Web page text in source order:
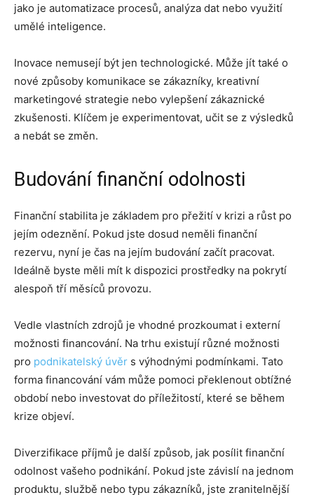
jako je automatizace procesů, analýza dat nebo využití
umělé inteligence.
Inovace nemusejí být jen technologické. Může jít také o
nové způsoby komunikace se zákazníky, kreativní
marketingové strategie nebo vylepšení zákaznické
zkušenosti. Klíčem je experimentovat, učit se z výsledků
a nebát se změn.
Budování finanční odolnosti
Finanční stabilita je základem pro přežití v krizi a růst po
jejím odeznění. Pokud jste dosud neměli finanční
rezervu, nyní je čas na jejím budování začít pracovat.
Ideálně byste měli mít k dispozici prostředky na pokrytí
alespoň tří měsíců provozu.
Vedle vlastních zdrojů je vhodné prozkoumat i externí
možnosti financování. Na trhu existují různé možnosti
pro podnikatelský úvěr s výhodnými podmínkami. Tato
forma financování vám může pomoci překlenout obtížné
období nebo investovat do příležitostí, které se během
krize objeví.
Diverzifikace příjmů je další způsob, jak posílit finanční
odolnost vašeho podnikání. Pokud jste závislí na jednom
produktu, službě nebo typu zákazníků, jste zranitelnější